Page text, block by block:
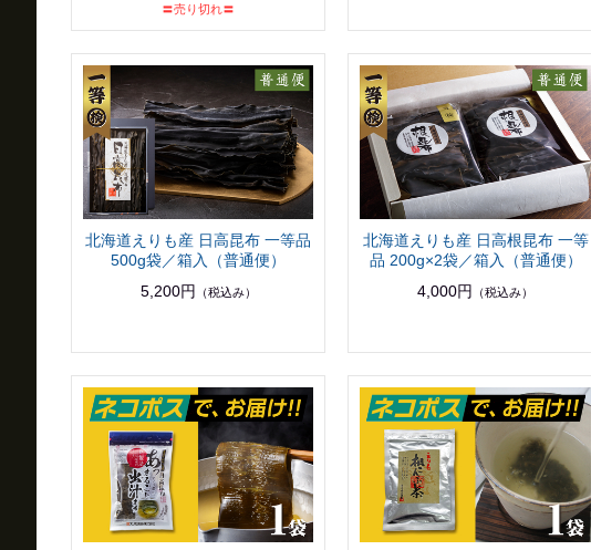
〓売り切れ〓
北海道えりも産 日高昆布 一等品
500g袋／箱入（普通便）
5,200円
（税込み）
北海道えりも産 日高根昆布 一等
品 200g×2袋／箱入（普通便）
4,000円
（税込み）